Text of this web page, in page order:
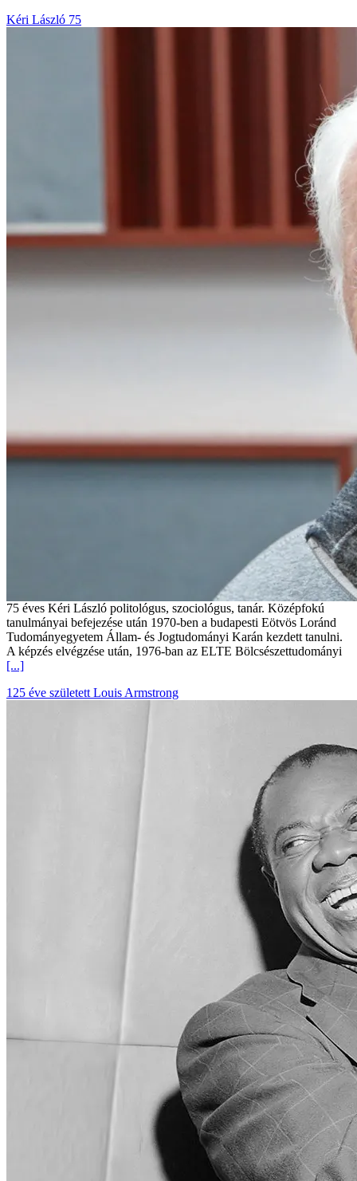
Kéri László 75
75 éves Kéri László politológus, szociológus, tanár. Középfokú
tanulmányai befejezése után 1970-ben a budapesti Eötvös Loránd
Tudományegyetem Állam- és Jogtudományi Karán kezdett tanulni.
A képzés elvégzése után, 1976-ban az ELTE Bölcsészettudományi
[...]
125 éve született Louis Armstrong